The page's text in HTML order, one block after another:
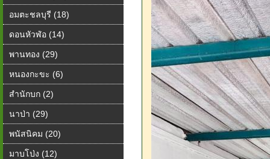
อมตะชลบุรี (18)
ดอนหัวฬ่อ (14)
พานทอง (29)
หนองกะขะ (6)
สำนักบก (2)
นาป่า (29)
พนัสนิคม (20)
มาบโป่ง (12)